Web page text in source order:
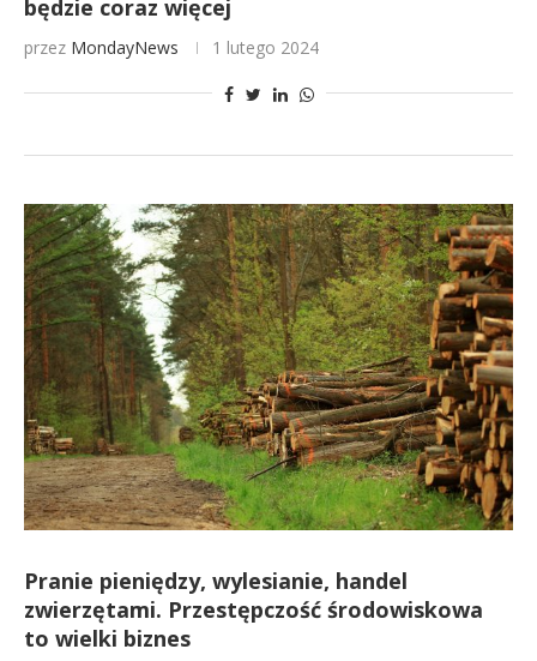
będzie coraz więcej
przez MondayNews 1 lutego 2024
Pranie pieniędzy, wylesianie, handel
zwierzętami. Przestępczość środowiskowa
to wielki biznes